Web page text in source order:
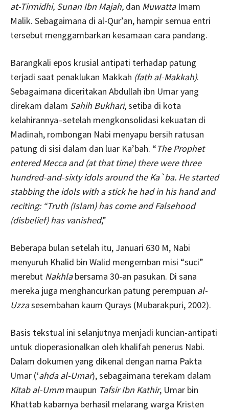
at-Tirmidhi, Sunan Ibn Majah, dan MuwattaImam
Malik. Sebagaimana di al-Qur’an, hampir semua entri
tersebut menggambarkan kesamaan cara pandang.
Barangkali epos krusial antipati terhadap patung
terjadi saat penaklukan Makkah (fath al-Makkah).
Sebagaimana diceritakan Abdullah ibn Umar yang
direkam dalam Sahih Bukhari, setiba di kota
kelahirannya–setelah mengkonsolidasi kekuatan di
Madinah, rombongan Nabi menyapu bersih ratusan
patung di sisi dalam dan luar Ka’bah. “The Prophet
entered Mecca and (at that time) there were three
hundred-and-sixty idols around the Ka`ba. He started
stabbing the idols with a stick he had in his hand and
reciting: “Truth (Islam) has come and Falsehood
(disbelief) has vanished,”
Beberapa bulan setelah itu, Januari 630 M, Nabi
menyuruh Khalid bin Walid mengemban misi “suci”
merebut Nakhlabersama 30-an pasukan. Di sana
mereka juga menghancurkan patung perempuan al-
Uzzasesembahan kaum Qurays (Mubarakpuri, 2002).
Basis tekstual ini selanjutnya menjadi kuncian-antipati
untuk dioperasionalkan oleh khalifah penerus Nabi.
Dalam dokumen yang dikenal dengan nama Pakta
Umar (‘ahda al-Umar), sebagaimana terekam dalam
Kitab al-Umm maupun Tafsir Ibn Kathir, Umar bin
Khattab kabarnya berhasil melarang warga Kristen